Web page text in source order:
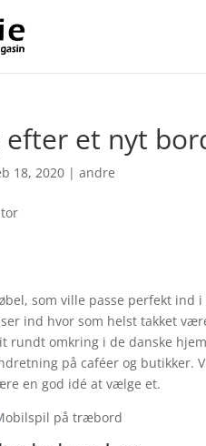
efter et nyt
18, 2020 |andre
som ville passe perfekt ind
ind hvor som helst takket
rundt omkring i de danske
på caféer og butikker.
en god idé at vælge et.